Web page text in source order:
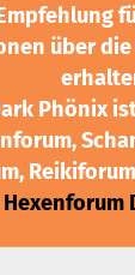
über die
Phönix
Hexenforum